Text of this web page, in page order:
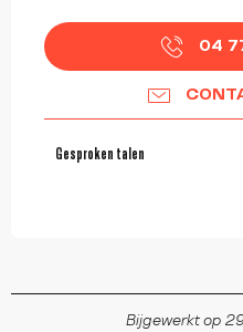
04
Gesproken talen
Gesproken talen
Bijgewerkt op